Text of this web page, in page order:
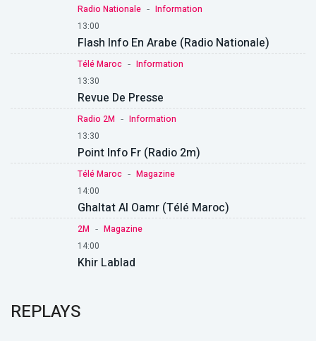
Radio Nationale - Information
13:00
Flash Info En Arabe (Radio Nationale)
Télé Maroc - Information
13:30
Revue De Presse
Radio 2M - Information
13:30
Point Info Fr (Radio 2m)
Télé Maroc - Magazine
14:00
Ghaltat Al Oamr (Télé Maroc)
2M - Magazine
14:00
Khir Lablad
REPLAYS